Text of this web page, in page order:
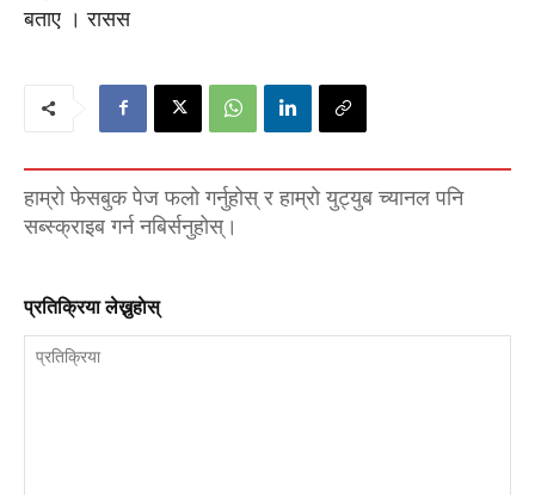
बताए । रासस
हाम्रो फेसबुक पेज फलो गर्नुहोस् र हाम्रो युट्युब च्यानल पनि
सब्स्क्राइब गर्न नबिर्सनुहोस्।
प्रतिक्रिया लेख्नुहाेस्